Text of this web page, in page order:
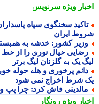
ویژهسرنویس
سخنگوی سپاه پاسداران
ایران
کشور: خدشه به
خیال نوری را از خط
یک به گلزنان لیگ برتر
پرخوری و هله حوله خوری
شرط اخراج نمی شود
فاش کرد: چرا پپ و
ویژهرونگار